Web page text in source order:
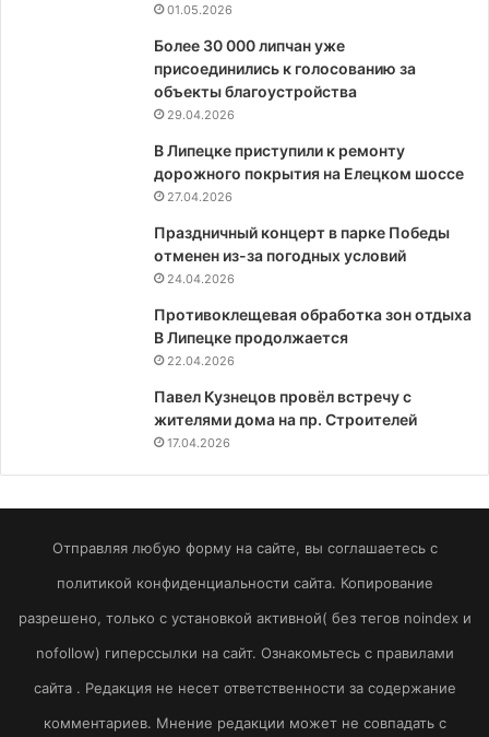
01.05.2026
Более 30 000 липчан уже
присоединились к голосованию за
объекты благоустройства
29.04.2026
В Липецке приступили к ремонту
дорожного покрытия на Елецком шоссе
27.04.2026
Праздничный концерт в парке Победы
отменен из-за погодных условий
24.04.2026
Противоклещевая обработка зон отдыха
В Липецке продолжается
22.04.2026
Павел Кузнецов провёл встречу с
жителями дома на пр. Строителей
17.04.2026
Отправляя любую форму на сайте, вы соглашаетесь с
политикой конфиденциальности сайта. Копирование
разрешено, только с установкой активной( без тегов noindex и
nofollow) гиперссылки на сайт. Ознакомьтесь с правилами
сайта . Редакция не несет ответственности за содержание
комментариев. Мнение редакции может не совпадать с